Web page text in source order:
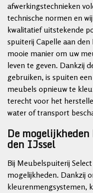
afwerkingstechnieken
technische normen en
kwalitatief uitstekende
spuiterij Capelle aan den
mooie manier om uw
leven te geven. Dankzij
gebruiken, is spuiten
meubels opnieuw te
terecht voor het
water of transport
De
den IJssel
Bij Meubelspuiterij
mogelijkheden. Dankzij
kleurenmengsystemen,